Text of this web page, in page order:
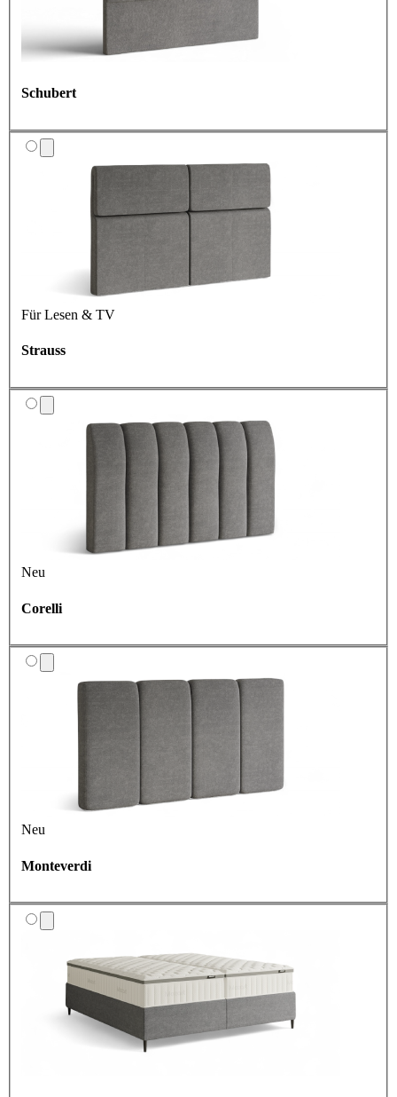
Schubert
Für Lesen & TV
Strauss
Neu
Corelli
Neu
Monteverdi